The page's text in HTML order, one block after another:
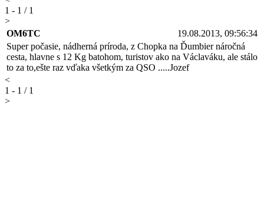
1 - 1 / 1
>
OM6TC
19.08.2013, 09:56:34
Super počasie, nádherná príroda, z Chopka na Ďumbier náročná
cesta, hlavne s 12 Kg batohom, turistov ako na Václaváku, ale stálo
to za to,ešte raz vďaka všetkým za QSO .....Jozef
<
1 - 1 / 1
>